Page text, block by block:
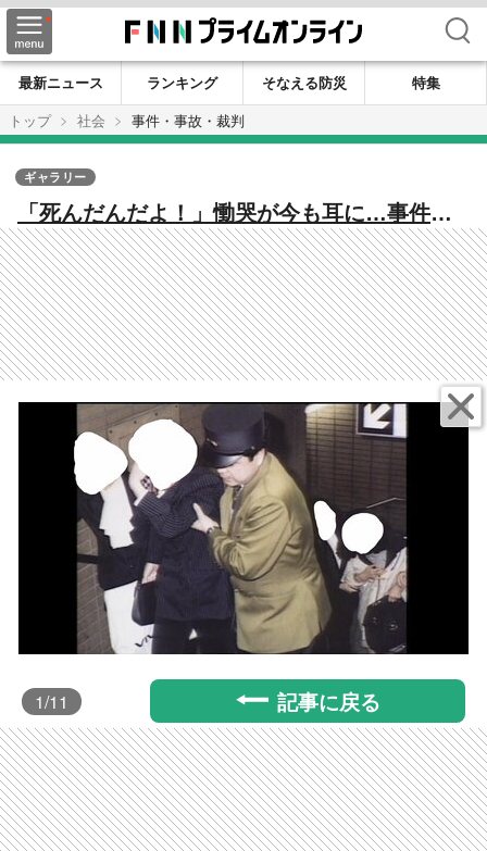
検索
最新ニュース ランキング そなえる防災
特集
トップ
社会 事件・事故・裁判
「死んだんだよ！」慟哭が今も耳に…事件に
直面した地下鉄職員が後世に語り継ぐあの日
の混乱と決断【地下鉄サリン事件30年】
ギャラリー
1/11 記事に戻る